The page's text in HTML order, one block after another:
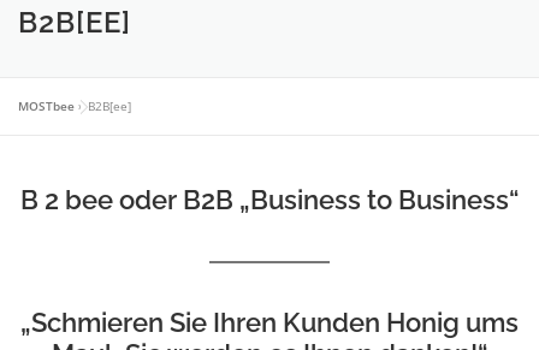
ALLES ÜBER
B2B[EE]
MOSTbee »B2B[ee]
B 2 bee oder B2B „Business to Business“
„Schmieren Sie Ihren Kunden Honig ums